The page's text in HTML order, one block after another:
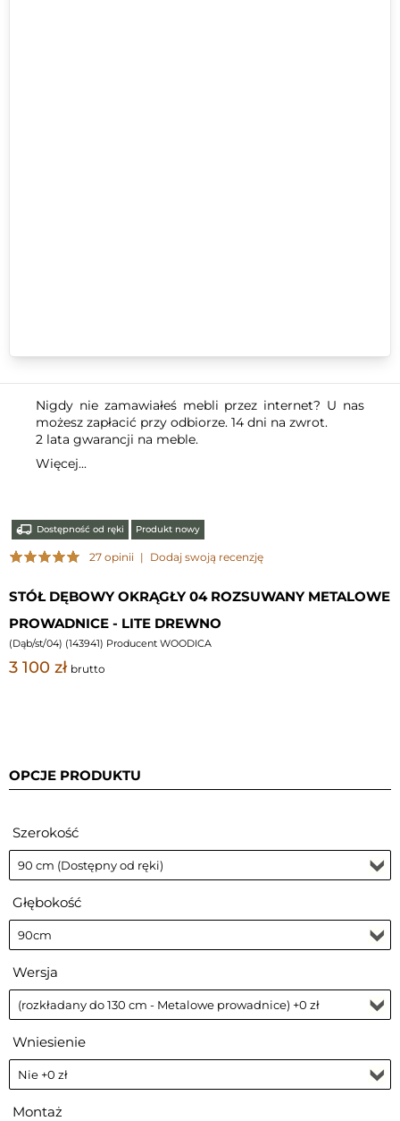
Nigdy nie zamawiałeś mebli przez internet? U nas
możesz zapłacić przy odbiorze. 14 dni na zwrot.
2 lata gwarancji na meble.
Więcej...
Dostępność od ręki Produkt nowy
27 opinii | Dodaj swoją recenzję
STÓŁ DĘBOWY OKRĄGŁY 04 ROZSUWANY METALOWE
PROWADNICE - LITE DREWNO
(Dąb/st/04) (143941) Producent WOODICA
3 100 zł brutto
OPCJE PRODUKTU
Szerokość
Głębokość
Wersja
Wniesienie
Montaż